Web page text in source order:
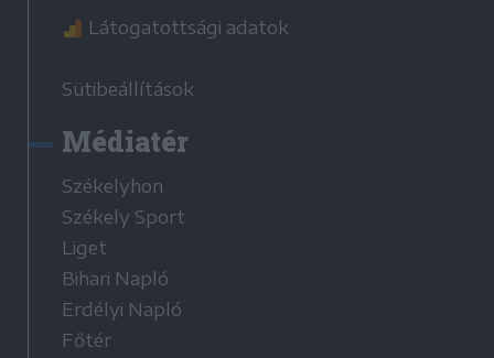
Látogatottsági adatok
Sütibeállítások
Médiatér
Székelyhon
Székely Sport
Liget
Bihari Napló
Erdélyi Napló
Főtér